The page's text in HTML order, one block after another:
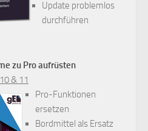
Update problemlos
durchführen
zu Pro aufrüsten
& 11
Pro-Funktionen
ersetzen
Bordmittel als Ersatz